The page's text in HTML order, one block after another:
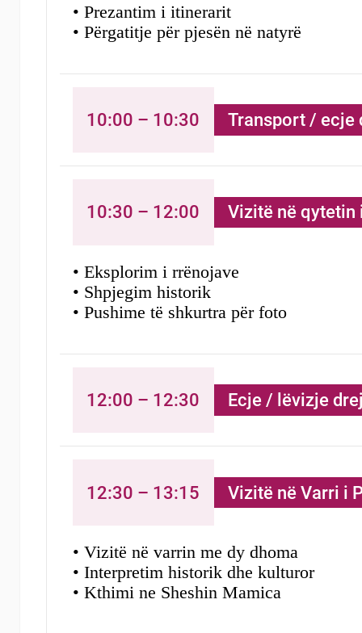
• Prezantim i itinerarit
• Përgatitje për pjesën në natyrë
10:00 – 10:30 Transport / ecje
10:30 – 12:00 Vizitë në
• Eksplorim i rrënojave
• Shpjegim historik
• Pushime të shkurtra për foto
12:00 – 12:30 Ecje / lëvizje
12:30 – 13:15 Vizitë në Varri i
• Vizitë në varrin me dy dhoma
• Interpretim historik dhe kulturor
• Kthimi ne Sheshin Mamica